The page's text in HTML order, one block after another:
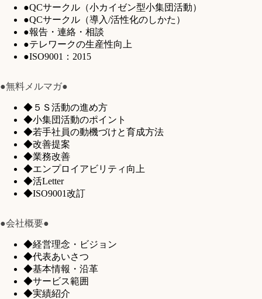
●QCサークル（小カイゼン型小集団活動）
●QCサークル（導入/活性化のしかた）
●報告・連絡・相談
●テレワークの生産性向上
●ISO9001：2015
●無料メルマガ●
◆５Ｓ活動の進め方
◆小集団活動のポイント
◆若手社員の動機づけと育成方法
◆改善提案
◆業務改善
◆エンプロイアビリティ向上
◆活Letter
◆ISO9001改訂
●会社概要●
◆経営理念・ビジョン
◆代表あいさつ
◆基本情報・沿革
◆サービス範囲
◆実績紹介